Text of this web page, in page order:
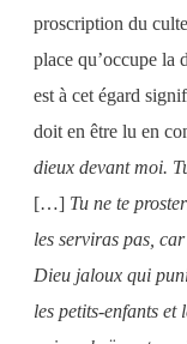
proscription du
place qu’occupe la
est à cet égard
doit en être lu en
dieux devant moi.
[…] Tu ne te
les serviras pas,
Dieu jaloux qui
les petits-enfants et